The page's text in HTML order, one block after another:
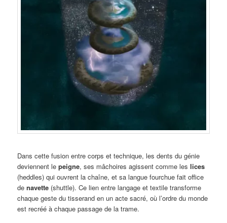
Dans cette fusion entre corps et technique, les dents du génie
deviennent lepeigne, ses mâchoires agissent comme leslices
(heddles) qui ouvrent la chaîne, et sa langue fourchue fait office
denavette (shuttle). Ce lien entre langage et textile transforme
chaque geste du tisserand en un acte sacré, où l’ordre du monde
est recréé à chaque passage de la trame.